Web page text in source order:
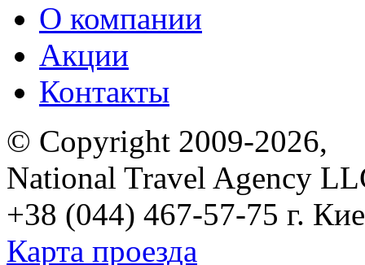
О компании
Акции
Контакты
© Copyright 2009-2026,
National Travel Agency
+38 (044) 467-57-75 г.
Карта проезда